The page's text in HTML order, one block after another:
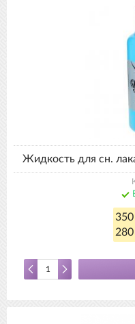
Жидкость для сн.
350
280